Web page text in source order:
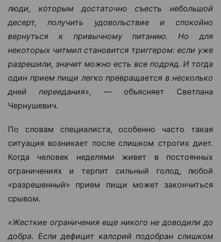
люди, которым достаточно съесть небольшой
десерт, получить удовольствие и спокойно
вернуться к привычному питанию. Но для
некоторых читмил становится триггером: если уже
разрешили, значит можно есть все подряд. И тогда
один прием пищи легко превращается в несколько
дней переедания», — объясняет Светлана
Чернушевич.
По словам специалиста, особенно часто такая
ситуация возникает после слишком строгих диет.
Когда человек неделями живет в постоянных
ограничениях и терпит сильный голод, любой
«разрешенный» прием пищи может закончиться
срывом.
«Жесткие ограничения еще никого не доводили до
добра. Если дефицит калорий подобран слишком